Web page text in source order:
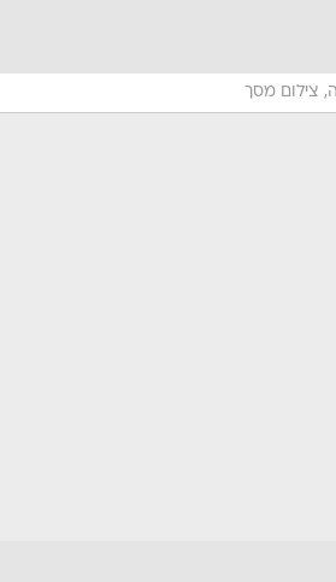
צילום מסך